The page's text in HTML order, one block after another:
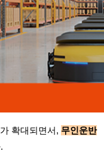
확대되면서, 무인운반